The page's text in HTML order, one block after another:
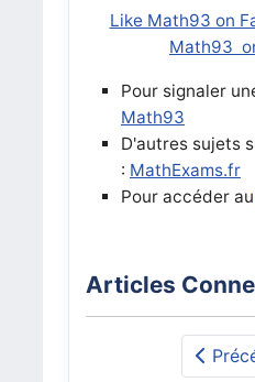
Like Math93 on
Math93
Pour signaler
Math93
D'autres sujets
: MathExams.fr
Pour accéder au
Articles